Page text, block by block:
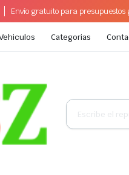
Envío gratuito para presupuestos
Categorias
Búsqueda
productos